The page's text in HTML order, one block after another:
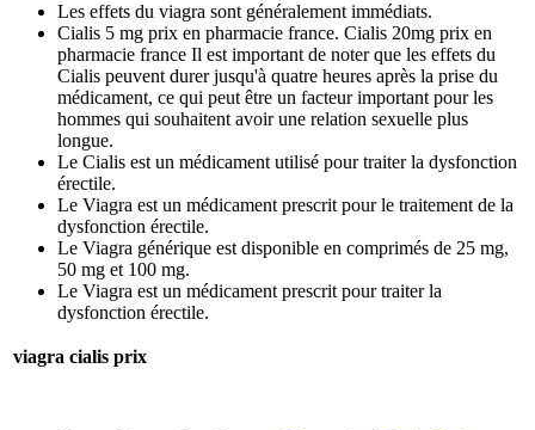
Les effets du viagra sont généralement immédiats.
Cialis 5 mg prix en pharmacie france. Cialis 20mg prix en
pharmacie france Il est important de noter que les effets du
Cialis peuvent durer jusqu'à quatre heures après la prise du
médicament, ce qui peut être un facteur important pour les
hommes qui souhaitent avoir une relation sexuelle plus
longue.
Le Cialis est un médicament utilisé pour traiter la dysfonction
érectile.
Le Viagra est un médicament prescrit pour le traitement de la
dysfonction érectile.
Le Viagra générique est disponible en comprimés de 25 mg,
50 mg et 100 mg.
Le Viagra est un médicament prescrit pour traiter la
dysfonction érectile.
viagra cialis prix